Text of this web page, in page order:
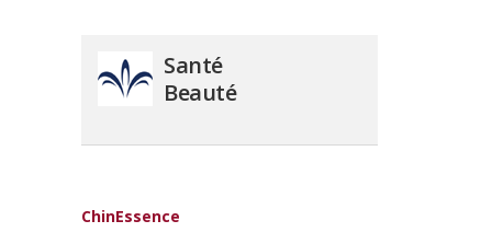
Santé
Beauté
ChinEssence